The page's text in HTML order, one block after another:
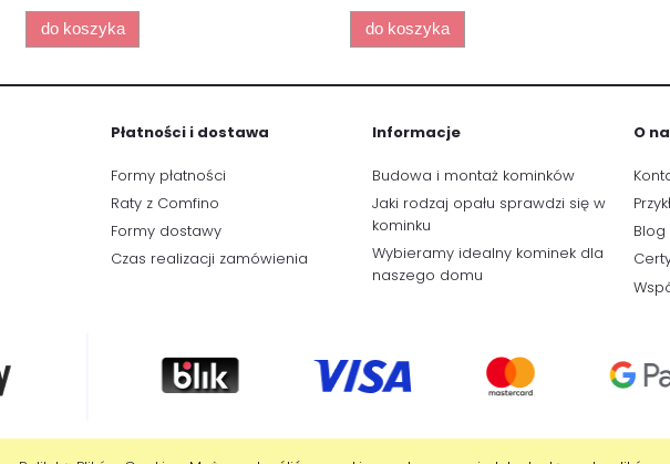
do koszyka do koszyka
Płatności i dostawa
Formy płatności
Raty z Comfino
Formy dostawy
Czas realizacji zamówienia
Informacje
Budowa i montaż kominków
Jaki rodzaj opału sprawdzi się w
kominku
Wybieramy idealny kominek dla
naszego domu
O
Blog